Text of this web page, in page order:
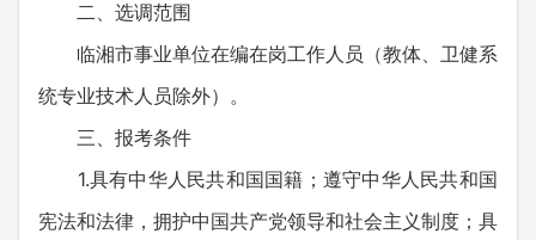
二、选调范围
临湘市事业单位在编在岗工作人员（教体、卫健系
统专业技术人员除外）。
三、报考条件
1.具有中华人民共和国国籍；遵守中华人民共和国
宪法和法律，拥护中国共产党领导和社会主义制度；具